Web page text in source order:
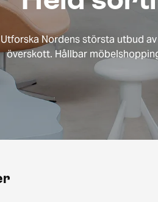
Utforska Nordens största utbud
överskott. Hållbar